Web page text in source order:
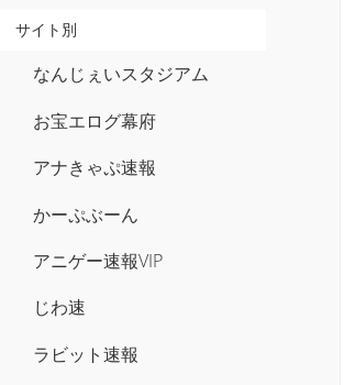
サイト別
なんじぇいスタジアム
お宝エログ幕府
アナきゃぷ速報
かーぷぶーん
アニゲー速報VIP
じわ速
ラビット速報